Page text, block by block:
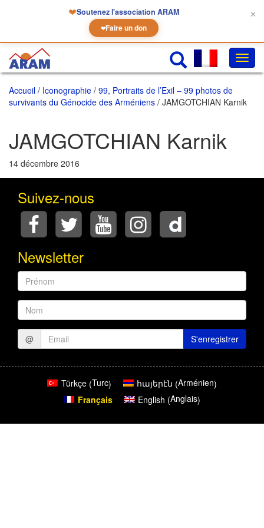
❤Soutenez l'association ARAM
❤Faire un don
✕
la
Accueil / Iconographie / 99, Portraits de l’Exil – 99 photos de
survivants du Génocide des Arméniens / JAMGOTCHIAN Karnik
JAMGOTCHIAN Karnik
14 décembre 2016
Suivez-nous
Newsletter
Prénom
Nom
@ S'enregistrer
Türkçe(Turc) հայերէն (Arménien)
Français
English (Anglais)